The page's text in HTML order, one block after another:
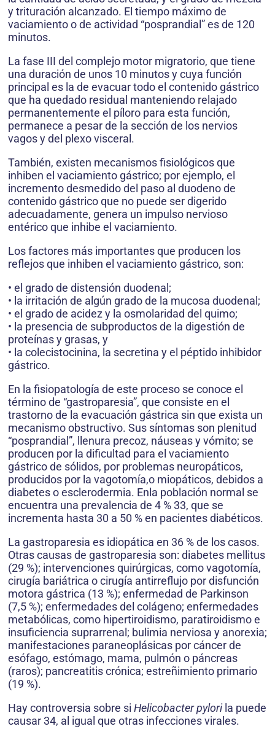
y trituración alcanzado. El tiempo máximo de
vaciamiento o de actividad “posprandial” es de 120
minutos.
La fase III del complejo motor migratorio, que tiene
una duración de unos 10 minutos y cuya función
principal es la de evacuar todo el contenido gástrico
que ha quedado residual manteniendo relajado
permanentemente el píloro para esta función,
permanece a pesar de la sección de los nervios
vagos y del plexo visceral.
También, existen mecanismos fisiológicos que
inhiben el vaciamiento gástrico; por ejemplo, el
incremento desmedido del paso al duodeno de
contenido gástrico que no puede ser digerido
adecuadamente, genera un impulso nervioso
entérico que inhibe el vaciamiento.
Los factores más importantes que producen los
reflejos que inhiben el vaciamiento gástrico, son:
• el grado de distensión duodenal;
• la irritación de algún grado de la mucosa duodenal;
• el grado de acidez y la osmolaridad del quimo;
• la presencia de subproductos de la digestión de
proteínas y grasas, y
• la colecistocinina, la secretina y el péptido inhibidor
gástrico.
En la fisiopatología de este proceso se conoce el
término de “gastroparesia”, que consiste en el
trastorno de la evacuación gástrica sin que exista un
mecanismo obstructivo. Sus síntomas son plenitud
“posprandial”, llenura precoz, náuseas y vómito; se
producen por la dificultad para el vaciamiento
gástrico de sólidos, por problemas neuropáticos,
producidos por la vagotomía,o miopáticos, debidos a
diabetes o esclerodermia. Enla población normal se
encuentra una prevalencia de 4 % 33, que se
incrementa hasta 30 a 50 % en pacientes diabéticos.
La gastroparesia es idiopática en 36 % de los casos.
Otras causas de gastroparesia son: diabetes mellitus
(29 %); intervenciones quirúrgicas, como vagotomía,
cirugía bariátrica o cirugía antirreflujo por disfunción
motora gástrica (13 %); enfermedad de Parkinson
(7,5 %); enfermedades del colágeno; enfermedades
metabólicas, como hipertiroidismo, paratiroidismo e
insuficiencia suprarrenal; bulimia nerviosa y anorexia;
manifestaciones paraneoplásicas por cáncer de
esófago, estómago, mama, pulmón o páncreas
(raros); pancreatitis crónica; estreñimiento primario
(19 %).
Hay controversia sobre si Helicobacter pylorila puede
causar 34, al igual que otras infecciones virales.